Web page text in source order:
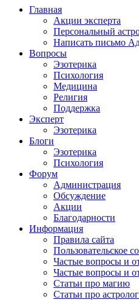
Главная
Акции эксперта
Персональный
Написать письмо
Вопросы
Эзотерика
Психология
Медицина
Религия
Поддержка
Эксперт
Эзотерика
Блоги
Эзотерика
Психология
Форум
Администрация
Обсуждение
Акции
Благодарности
Информация
Правила сайта
Пользовательское
Частые вопросы и
Частые вопросы и
Статьи про магию
Статьи про